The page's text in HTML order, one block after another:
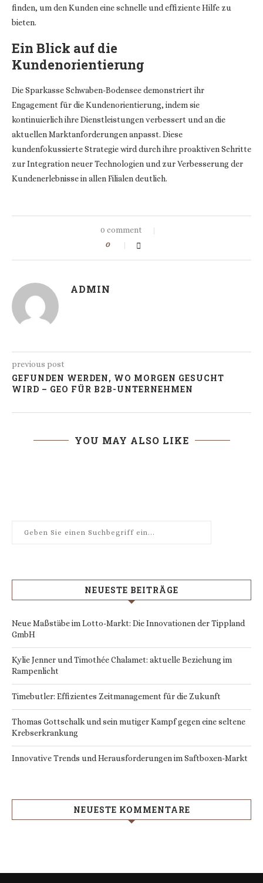
finden, um den Kunden eine schnelle und effiziente Hilfe zu
bieten.
Ein Blick auf die
Kundenorientierung
Die Sparkasse Schwaben-Bodensee demonstriert ihr
Engagement für die Kundenorientierung, indem sie
kontinuierlich ihre Dienstleistungen verbessert und an die
aktuellen Marktanforderungen anpasst. Diese
kundenfokussierte Strategie wird durch ihre proaktiven Schritte
zur Integration neuer Technologien und zur Verbesserung der
Kundenerlebnisse in allen Filialen deutlich.
0 comment
0
ADMIN
previous post
GEFUNDEN WERDEN, WO MORGEN GESUCHT
WIRD – GEO FÜR B2B-UNTERNEHMEN
YOU MAY ALSO LIKE
NEUESTE BEITRÄGE
Neue Maßstäbe im Lotto-Markt: Die Innovationen der Tippland
GmbH
Kylie Jenner und Timothée Chalamet: aktuelle Beziehung im
Rampenlicht
Timebutler: Effizientes Zeitmanagement für die Zukunft
Thomas Gottschalk und sein mutiger Kampf gegen eine seltene
Krebserkrankung
Innovative Trends und Herausforderungen im Saftboxen-Markt
NEUESTE KOMMENTARE